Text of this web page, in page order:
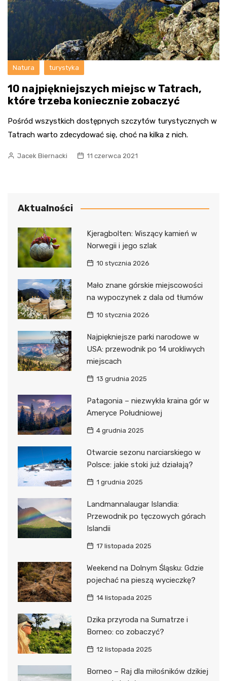
Natura turystyka
10 najpiękniejszych miejsc w Tatrach,
które trzeba koniecznie zobaczyć
Pośród wszystkich dostępnych szczytów turystycznych w
Tatrach warto zdecydować się, choć na kilka z nich.
Jacek Biernacki 11 czerwca 2021
Aktualności
Kjeragbolten: Wiszący kamień w
Norwegii i jego szlak
10 stycznia 2026
Mało znane górskie miejscowości
na wypoczynek z dala od tłumów
10 stycznia 2026
Najpiękniejsze parki narodowe w
USA: przewodnik po 14 urokliwych
miejscach
13 grudnia 2025
Patagonia – niezwykła kraina gór w
Ameryce Południowej
4 grudnia 2025
Otwarcie sezonu narciarskiego w
Polsce: jakie stoki już działają?
1 grudnia 2025
Landmannalaugar Islandia:
Przewodnik po tęczowych górach
Islandii
17 listopada 2025
Weekend na Dolnym Śląsku: Gdzie
pojechać na pieszą wycieczkę?
14 listopada 2025
Dzika przyroda na Sumatrze i
Borneo: co zobaczyć?
12 listopada 2025
Borneo – Raj dla miłośników dzikiej